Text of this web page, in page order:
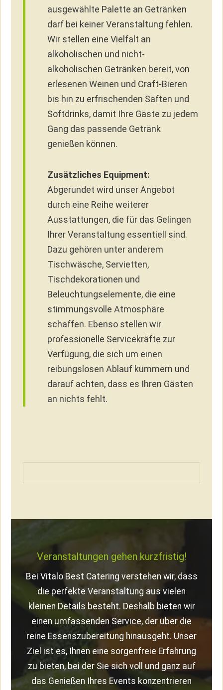
ausgewählte Palette an Getränken
darf bei keiner Veranstaltung fehlen.
Wir stellen eine Vielfalt an
alkoholischen und nicht-
alkoholischen Getränken bereit, von
erlesenen Weinen und Craft-Bieren
bis hin zu erfrischenden Säften und
Softdrinks, damit Ihre Gäste zu jedem
Gang das passende Getränk
genießen können.
Zusätzliches Equipment:
Abgerundet wird unser Angebot
durch eine Reihe weiterer
Ausstattungen, die für das Gelingen
Ihrer Veranstaltung essentiell sind.
Dazu gehören unter anderem
Tischwäsche, Servietten,
Tischdekorationen und
Beleuchtungselemente, die eine
stimmungsvolle Atmosphäre
schaffen. Ebenso stellen wir
professionelle Servicekräfte zur
Verfügung, die sich um einen
reibungslosen Ablauf kümmern und
darauf achten, dass es Ihren Gästen
an nichts fehlt.
Veranstaltungen gehen kurzfristig!
Bei Vitalo Best Catering verstehen wir, dass
die perfekte Veranstaltung aus vielen
kleinen Details besteht. Deshalb bieten wir
einen umfassenden Service, der über die
reine Essenszubereitung hinausgeht. Unser
Ziel ist es, Ihnen eine sorgenfreie Erfahrung
zu bieten, bei der Sie sich voll und ganz auf
das Genießen Ihres Events konzentrieren